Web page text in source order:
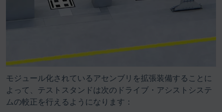
モジュール化されているアセンブリを拡張装備することに
よって、テストスタンドは次のドライブ・アシストシステ
ムの較正を行えるようになります：